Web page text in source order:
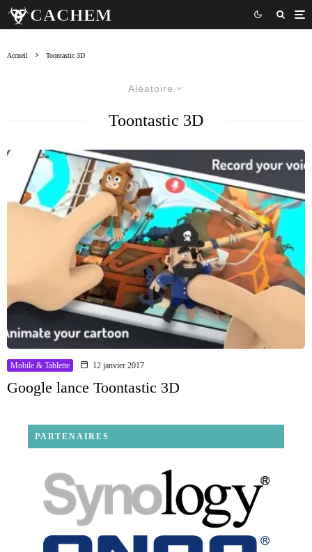
Accueil Toontastic 3D
Aléatoire
Toontastic 3D
Mobile & Tablette 12 janvier 2017
Google lance Toontastic 3D
PARTENAIRES